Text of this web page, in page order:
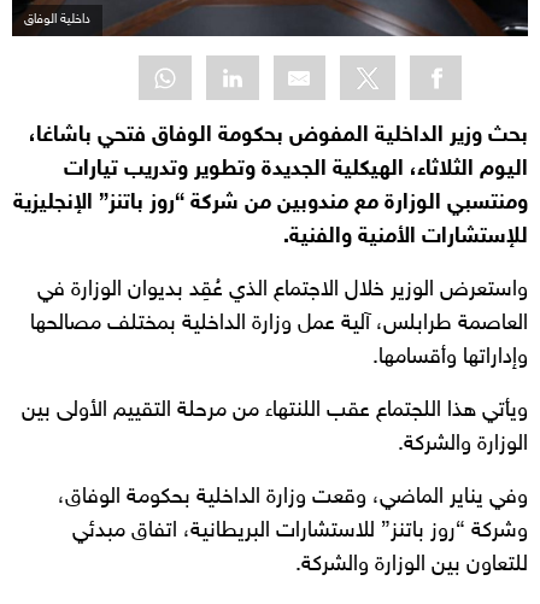
داخلية الوفاق
بحث وزير الداخلية المفوض بحكومة الوفاق فتحي باشاغا،
اليوم الثلاثاء، الهيكلية الجديدة وتطوير وتدريب تيارات
ومنتسبي الوزارة مع مندوبين من شركة “روز باتنز” الإنجليزية
للإستشارات الأمنية والفنية.
واستعرض الوزير خلال الاجتماع الذي عُقِد بديوان الوزارة في
العاصمة طرابلس، آلية عمل وزارة الداخلية بمختلف مصالحها
وإداراتها وأقسامها.
ويأتي هذا اللجتماع عقب اللنتهاء من مرحلة التقييم الأولى بين
الوزارة والشركة.
وفي يناير الماضي، وقعت وزارة الداخلية بحكومة الوفاق،
وشركة “روز باتنز” للاستشارات البريطانية، اتفاق مبدئي
للتعاون بين الوزارة والشركة.